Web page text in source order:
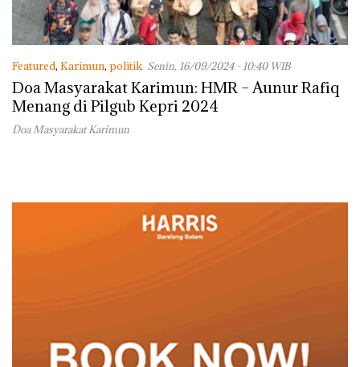
Featured, Karimun, politik Senin, 16/09/2024 - 10:40 WIB
Doa Masyarakat Karimun: HMR – Aunur Rafiq
Menang di Pilgub Kepri 2024
Doa Masyarakat Karimun